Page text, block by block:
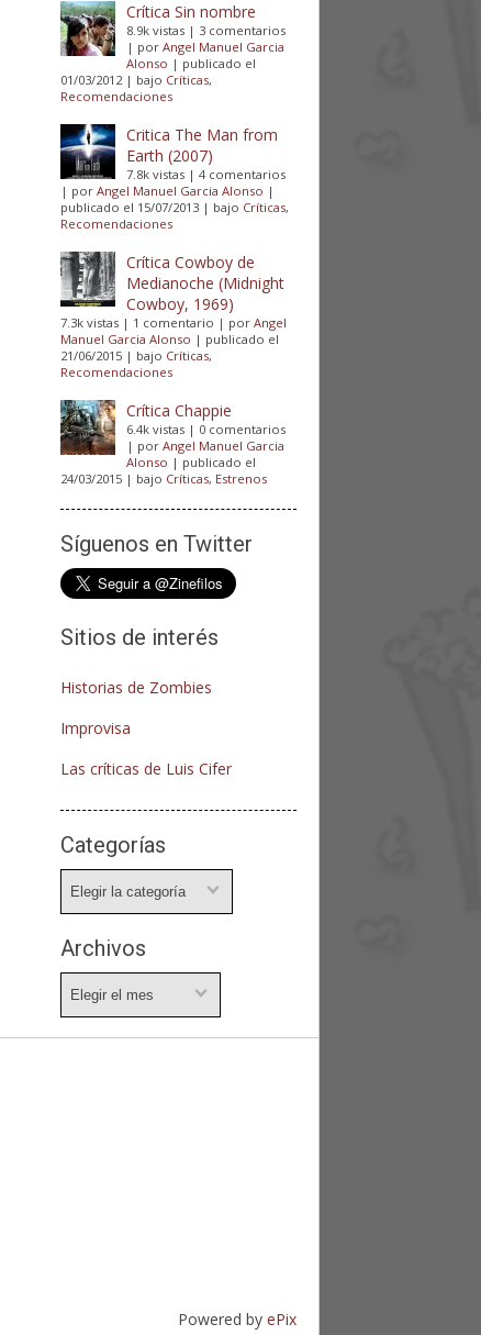
Crítica Sin nombre
8.9k vistas | 3 comentarios
| porAngel Manuel Garcia
Alonso | publicado el
01/03/2012| bajo Críticas,
Recomendaciones
Critica The Man from
Earth (2007)
7.8k vistas |4 comentarios
| porAngel Manuel Garcia Alonso |
publicado el 15/07/2013 | bajo Críticas,
Recomendaciones
Crítica Cowboy de
Medianoche (Midnight
Cowboy, 1969)
7.3k vistas | 1 comentario | porAngel
Manuel Garcia Alonso | publicado el
21/06/2015 | bajo Críticas,
Recomendaciones
Crítica Chappie
6.4k vistas | 0 comentarios
| porAngel Manuel Garcia
Alonso | publicado el
24/03/2015 | bajo Críticas, Estrenos
Síguenos en Twitter
Sitios de interés
Historias de Zombies
Improvisa
Las críticas de Luis Cifer
Categorías
Archivos
Powered by ePix